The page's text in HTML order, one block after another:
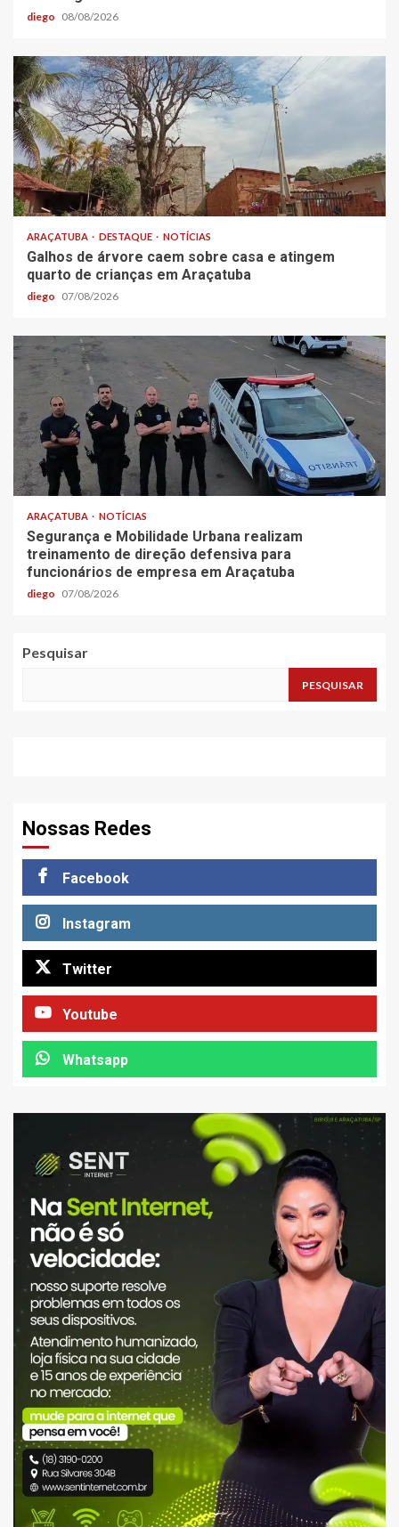
diego 08/08/2026
ARAÇATUBA DESTAQUE NOTÍCIAS
Galhos de árvore caem sobre casa e atingem
quarto de crianças em Araçatuba
diego 07/08/2026
ARAÇATUBA NOTÍCIAS
Segurança e Mobilidade Urbana realizam
treinamento de direção defensiva para
funcionários de empresa em Araçatuba
diego 07/08/2026
Pesquisar
PESQUISAR
Nossas Redes
Facebook
Instagram
Twitter
Youtube
Whatsapp